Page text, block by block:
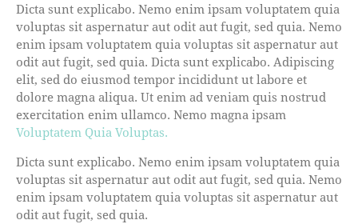
Dicta sunt explicabo. Nemo enim ipsam voluptatem quia
voluptas sit aspernatur aut odit aut fugit, sed quia. Nemo
enim ipsam voluptatem quia voluptas sit aspernatur aut
odit aut fugit, sed quia. Dicta sunt explicabo. Adipiscing
elit, sed do eiusmod tempor incididunt ut labore et
dolore magna aliqua. Ut enim ad veniam quis nostrud
exercitation enim ullamco. Nemo magna ipsam
Voluptatem Quia Voluptas.
Dicta sunt explicabo. Nemo enim ipsam voluptatem quia
voluptas sit aspernatur aut odit aut fugit, sed quia. Nemo
enim ipsam voluptatem quia voluptas sit aspernatur aut
odit aut fugit, sed quia.